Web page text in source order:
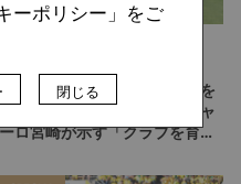
「みんなのセカンドクラブ」を
目指して。躍進するテゲバジャ
ーロ宮崎が示す「クラブを育て
ーポリシー」をご
閉じる